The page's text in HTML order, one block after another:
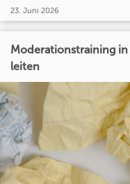
23. Juni 2026
Moderationstraining
leiten